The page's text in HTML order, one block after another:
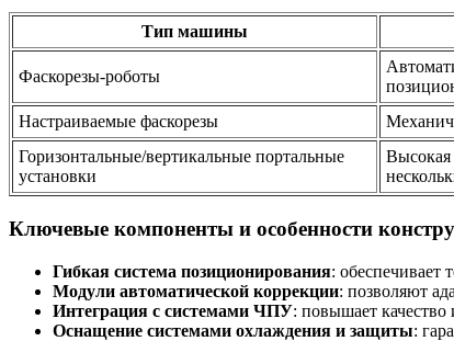
Тип машины
Фаскорезы-роботы
Настраиваемые фаскорезы
Горизонтальные/вертикальные портальные
установки
Высокая
Ключевые компоненты и особенности
Гибкая система позиционирования: обеспечивает
Модули автоматической коррекции: позволяют
Интеграция с системами ЧПУ: повышает качество
Оснащение системами охлаждения и защиты: